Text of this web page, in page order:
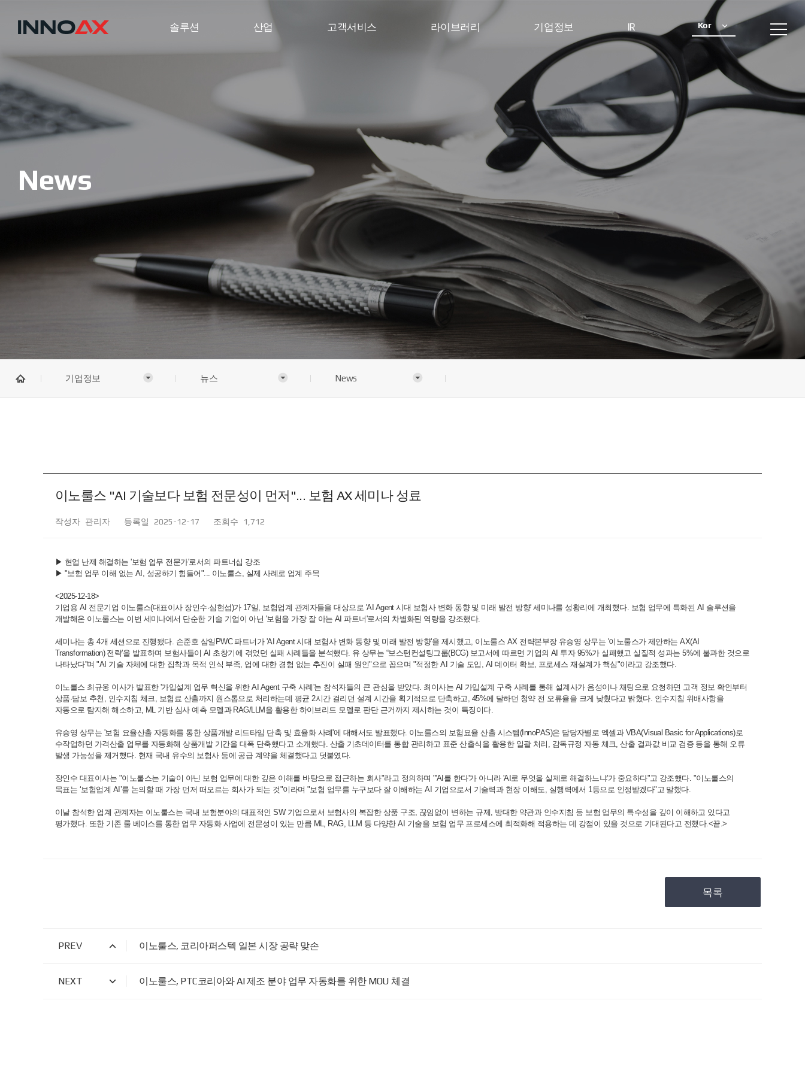
Kor
솔루션 산업 고객서비스 라이브러리 기업정보 IR
News
기업정보 뉴스 News
이노룰스 "AI 기술보다 보험 전문성이 먼저"... 보험 AX 세미나 성료
작성자 관리자 등록일 2025-12-17 조회수 1,712
▶ 현업 난제 해결하는 '보험 업무 전문가'로서의 파트너십 강조
▶ "보험 업무 이해 없는 AI, 성공하기 힘들어"... 이노룰스, 실제 사례로 업계 주목
<2025-12-18>
기업용 AI 전문기업 이노룰스(대표이사 장인수·심현섭)가 17일, 보험업계 관계자들을 대상으로 'AI Agent 시대 보험사 변화 동향 및 미래 발전 방향' 세미나를 성황리에 개최했다. 보험 업무에 특화된 AI 솔루션을
개발해온 이노룰스는 이번 세미나에서 단순한 기술 기업이 아닌 '보험을 가장 잘 아는 AI 파트너'로서의 차별화된 역량을 강조했다.
세미나는 총 4개 세션으로 진행됐다. 손준호 삼일PWC 파트너가 'AI Agent 시대 보험사 변화 동향 및 미래 발전 방향'을 제시했고, 이노룰스 AX 전략본부장 유승영 상무는 '이노룰스가 제안하는 AX(AI
Transformation) 전략'을 발표하며 보험사들이 AI 초창기에 겪었던 실패 사례들을 분석했다. 유 상무는 “보스턴컨설팅그룹(BCG) 보고서에 따르면 기업의 AI 투자 95%가 실패했고 실질적 성과는 5%에 불과한 것으로
나타났다”며 "AI 기술 자체에 대한 집착과 목적 인식 부족, 업에 대한 경험 없는 추진이 실패 원인"으로 꼽으며 "적정한 AI 기술 도입, AI 데이터 확보, 프로세스 재설계가 핵심"이라고 강조했다.
이노룰스 최규웅 이사가 발표한 '가입설계 업무 혁신을 위한 AI Agent 구축 사례'는 참석자들의 큰 관심을 받았다. 최이사는 AI 가입설계 구축 사례를 통해 설계사가 음성이나 채팅으로 요청하면 고객 정보 확인부터
상품·담보 추천, 인수지침 체크, 보험료 산출까지 원스톱으로 처리하는데 평균 2시간 걸리던 설계 시간을 획기적으로 단축하고, 45%에 달하던 청약 전 오류율을 크게 낮췄다고 밝혔다. 인수지침 위배사항을
자동으로 탐지해 해소하고, ML 기반 심사 예측 모델과 RAG/LLM을 활용한 하이브리드 모델로 판단 근거까지 제시하는 것이 특징이다.
유승영 상무는 '보험 요율산출 자동화를 통한 상품개발 리드타임 단축 및 효율화 사례'에 대해서도 발표했다. 이노룰스의 보험요율 산출 시스템(InnoPAS)은 담당자별로 엑셀과 VBA(Visual Basic for Applications)로
수작업하던 가격산출 업무를 자동화해 상품개발 기간을 대폭 단축했다고 소개했다. 산출 기초데이터를 통합 관리하고 표준 산출식을 활용한 일괄 처리, 감독규정 자동 체크, 산출 결과값 비교 검증 등을 통해 오류
발생 가능성을 제거했다. 현재 국내 유수의 보험사 등에 공급 계약을 체결했다고 덧붙였다.
장인수 대표이사는 "이노룰스는 기술이 아닌 보험 업무에 대한 깊은 이해를 바탕으로 접근하는 회사"라고 정의하며 "'AI를 한다'가 아니라 'AI로 무엇을 실제로 해결하느냐'가 중요하다"고 강조했다. "이노룰스의
목표는 ‘보험업계 AI’를 논의할 때 가장 먼저 떠오르는 회사가 되는 것"이라며 "보험 업무를 누구보다 잘 이해하는 AI 기업으로서 기술력과 현장 이해도, 실행력에서 1등으로 인정받겠다"고 말했다.
이날 참석한 업계 관계자는 이노룰스는 국내 보험분야의 대표적인 SW 기업으로서 보험사의 복잡한 상품 구조, 끊임없이 변하는 규제, 방대한 약관과 인수지침 등 보험 업무의 특수성을 깊이 이해하고 있다고
평가했다. 또한 기존 룰 베이스를 통한 업무 자동화 사업에 전문성이 있는 만큼 ML, RAG, LLM 등 다양한 AI 기술을 보험 업무 프로세스에 최적화해 적용하는 데 강점이 있을 것으로 기대된다고 전했다.<끝.>
목록
PREV 이노룰스, 코리아퍼스텍 일본 시장 공략 맞손
NEXT 이노룰스, PTC코리아와 AI 제조 분야 업무 자동화를 위한 MOU 체결